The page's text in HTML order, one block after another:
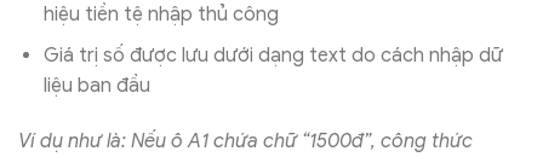
hiệu tiền tệ nhập thủ công
Giá trị số được lưu dưới dạng text do cách nhập dữ
liệu ban đầu
Ví dụ như là: Nếu ô A1 chứa chữ “1500đ”, công thức